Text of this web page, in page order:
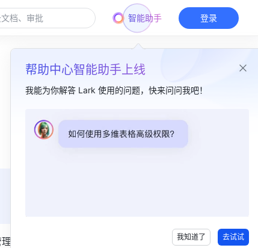
智能助手
帮助中心智能助手上线
我能为你解答 Lark 使用的问题，快来问问我吧！
我知道了 去试试
登录
运维
本篇目录